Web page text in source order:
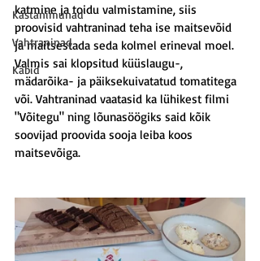
Kastanimunad
Vahtraninad
Käbid
katmine ja toidu valmistamine, siis
proovisid vahtraninad teha ise maitsevõid
ja maitsestada seda kolmel erineval moel.
Valmis sai klopsitud küüslaugu-,
mädarõika- ja päiksekuivatatud tomatitega
või. Vahtraninad vaatasid ka lühikest filmi
"Võitegu" ning lõunasöögiks said kõik
soovijad proovida sooja leiba koos
maitsevõiga.